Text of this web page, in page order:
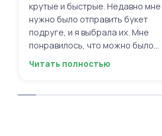
крутые и быстрые. Недавно мне
нужно было отправить букет
подруге, и я выбрала их. Мне
понравилось, что можно было
выбрать цветы и оформить заказ
время, и цветы были свежие и
Читать полностью